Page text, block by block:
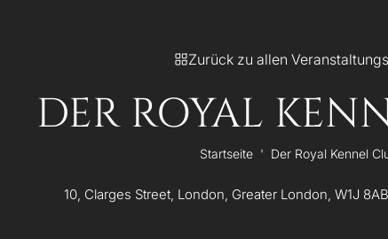
Zurück zu allen
DER ROYAL
Startseite ' Der Royal Kennel
10, Clarges Street, London, Greater London, W1J